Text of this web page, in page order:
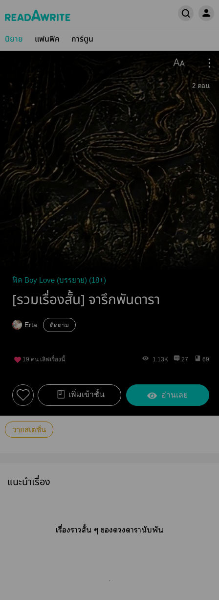
นิยาย แฟนฟิค การ์ตูน
2 ตอน
ฟิค Boy Love (บรรยาย) (18+)
[รวมเรื่องสั้น] จารึกพันดารา
Erta ติดตาม
19 คน เลิฟเรื่องนี้ 1.13K 27 69
เพิ่มเข้าชั้น อ่านเลย
วายสเตชั่น
แนะนำเรื่อง
เรื่องาสั้น ๆ าานับพัน
.